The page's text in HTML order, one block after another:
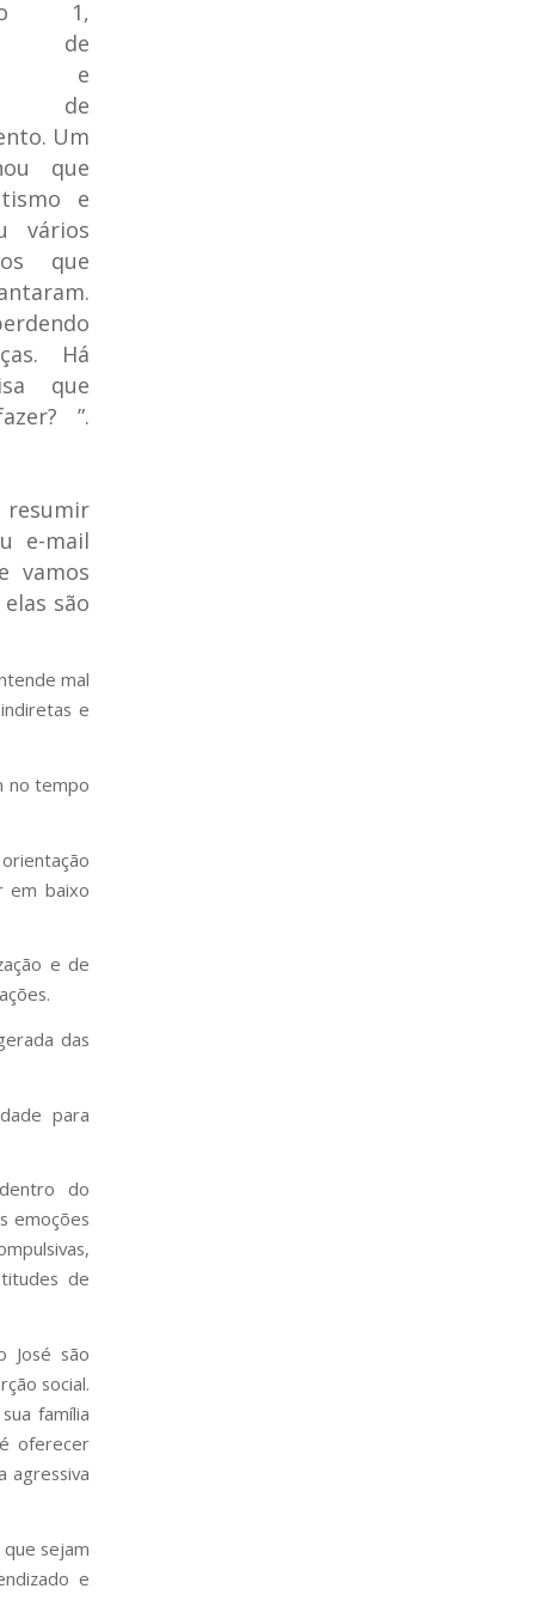
1,
de
e
de
Um
que
e
vários
que
Há
que
”.
resumir
e-mail
vamos
são
mal
e
no tempo
em baixo
e de
das
para
do
emoções
de
José são
social.
família
oferecer
agressiva
sejam
e